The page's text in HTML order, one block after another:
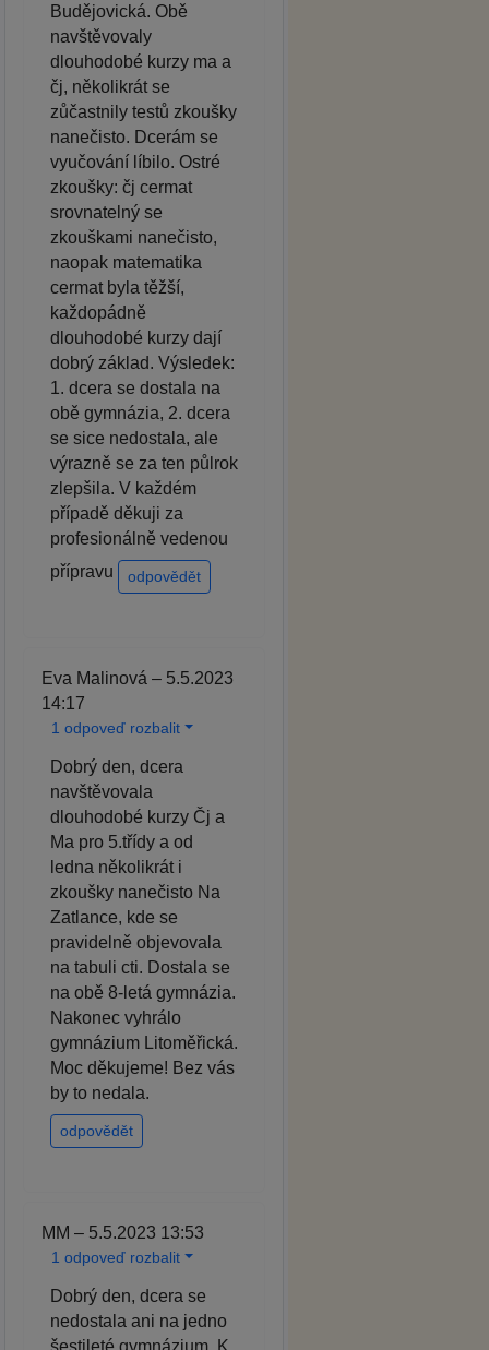
Budějovická. Obě
navštěvovaly
dlouhodobé kurzy ma a
čj, několikrát se
zůčastnily testů zkoušky
nanečisto. Dcerám se
vyučování líbilo. Ostré
zkoušky: čj cermat
srovnatelný se
zkouškami nanečisto,
naopak matematika
cermat byla těžší,
každopádně
dlouhodobé kurzy dají
dobrý základ. Výsledek:
1. dcera se dostala na
obě gymnázia, 2. dcera
se sice nedostala, ale
výrazně se za ten půlrok
zlepšila. V každém
případě děkuji za
profesionálně vedenou
přípravu
odpovědět
Eva Malinová – 5.5.2023
14:17
1 odpoveď rozbalit
Dobrý den, dcera
navštěvovala
dlouhodobé kurzy Čj a
Ma pro 5.třídy a od
ledna několikrát i
zkoušky nanečisto Na
Zatlance, kde se
pravidelně objevovala
na tabuli cti. Dostala se
na obě 8-letá gymnázia.
Nakonec vyhrálo
gymnázium Litoměřická.
Moc děkujeme! Bez vás
by to nedala.
odpovědět
MM – 5.5.2023 13:53
1 odpoveď rozbalit
Dobrý den, dcera se
nedostala ani na jedno
šestileté gymnázium. K